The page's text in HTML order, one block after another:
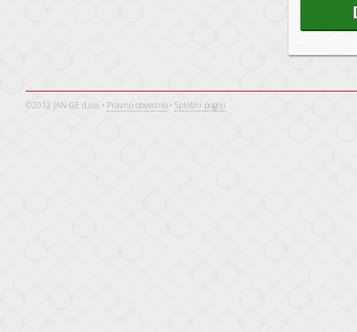
©2012 JAN-GE d.o.o. • Pravno obvestilo • Splošni pogoji